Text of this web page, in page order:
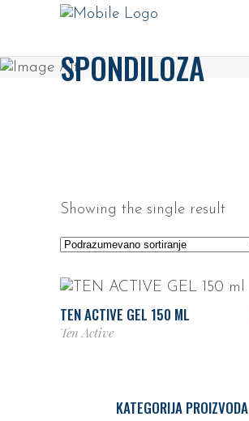
SPONDILOZA
Showing the single result
TEN ACTIVE GEL 150 ML
Ten Active
KATEGORIJA PROIZVODA